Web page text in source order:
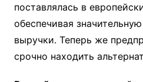
поставлялась в
обеспечивая
выручки. Теперь же
срочно находить